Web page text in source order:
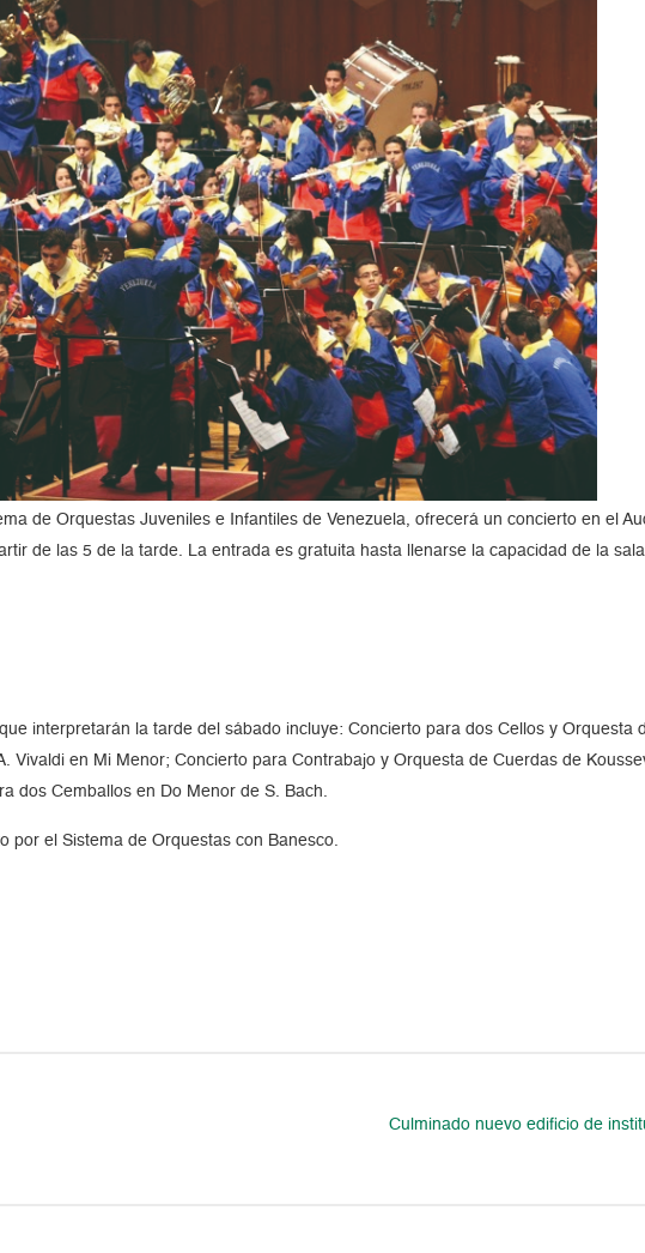
de Orquestas Juveniles e Infantiles de Venezuela, ofrecerá un concierto en el
de las 5 de la tarde. La entrada es gratuita hasta llenarse la capacidad de la
interpretarán la tarde del sábado incluye: Concierto para dos Cellos y Orquesta
Vivaldi en Mi Menor; Concierto para Contrabajo y Orquesta de Cuerdas de
dos Cemballos en Do Menor de S. Bach.
por el Sistema de Orquestas con Banesco.
Culminado nuevo edificio de